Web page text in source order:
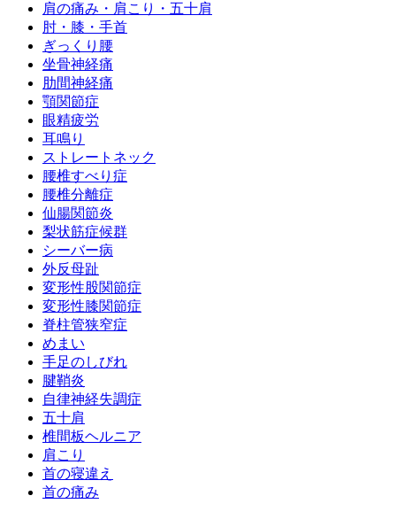
肩の痛み・肩こり・五十肩
肘・膝・手首
ぎっくり腰
坐骨神経痛
肋間神経痛
顎関節症
眼精疲労
耳鳴り
ストレートネック
腰椎すべり症
腰椎分離症
仙腸関節炎
梨状筋症候群
シーバー病
外反母趾
変形性股関節症
変形性膝関節症
脊柱管狭窄症
めまい
手足のしびれ
腱鞘炎
自律神経失調症
五十肩
椎間板ヘルニア
肩こり
首の寝違え
首の痛み